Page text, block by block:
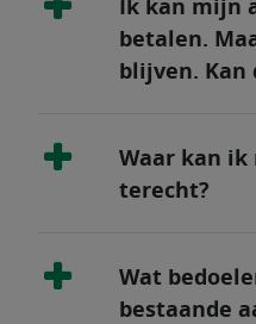
Ik kan mijn
betalen.
blijven. Kan
Waar kan ik
terecht?
Wat
bestaande